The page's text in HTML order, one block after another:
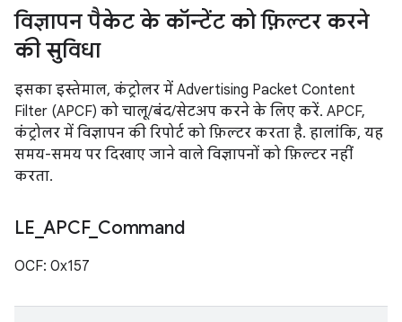
विज्ञापन पैकेट के कॉन्टेंट को फ़िल्टर करने
की सुविधा
इसका इस्तेमाल, कंट्रोलर में Advertising Packet Content
Filter (APCF) को चालू/बंद/सेटअप करने के लिए करें. APCF,
कंट्रोलर में विज्ञापन की रिपोर्ट को फ़िल्टर करता है. हालांकि, यह
समय-समय पर दिखाए जाने वाले विज्ञापनों को फ़िल्टर नहीं
करता.
LE _APCF_ Command
OCF: 0x157